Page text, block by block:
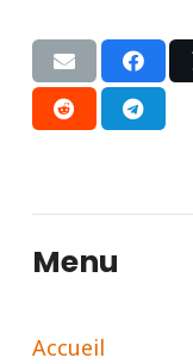
Menu
Accueil